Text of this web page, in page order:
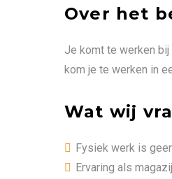
Over het
Je komt te werken
kom je te werken in
Wat wij
Fysiek werk is
Ervaring als